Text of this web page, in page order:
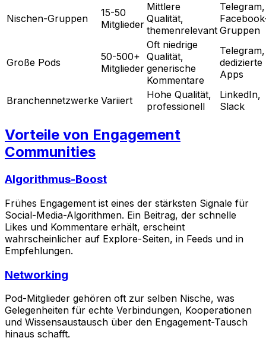
Nischen-Gruppen
15-50
Mitglieder
Mittlere
Qualität,
themenrelevant
Telegram,
Gruppen
Große Pods
50-500+
Mitglieder
Oft niedrige
Qualität,
generische
Kommentare
Telegram,
dedizierte
Apps
Branchennetzwerke Variiert
Hohe Qualität,
professionell
LinkedIn,
Slack
Vorteile von Engagement
Communities
Algorithmus-Boost
Frühes Engagement ist eines der stärksten Signale für
Social-Media-Algorithmen. Ein Beitrag, der schnelle
Likes und Kommentare erhält, erscheint
wahrscheinlicher auf Explore-Seiten, in Feeds und in
Empfehlungen.
Networking
Pod-Mitglieder gehören oft zur selben Nische, was
Gelegenheiten für echte Verbindungen, Kooperationen
und Wissensaustausch über den Engagement-Tausch
hinaus schafft.